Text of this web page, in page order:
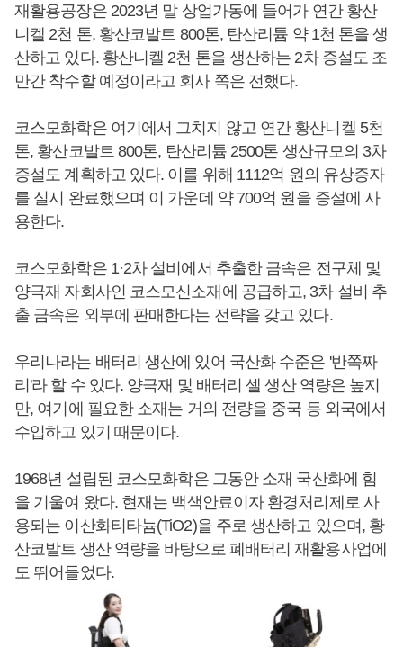
재활용공장은 2023년 말 상업가동에 들어가 연간 황산
니켈 2천 톤, 황산코발트 800톤, 탄산리튬 약 1천 톤을 생
산하고 있다. 황산니켈 2천 톤을 생산하는 2차 증설도 조
만간 착수할 예정이라고 회사 쪽은 전했다.
코스모화학은 여기에서 그치지 않고 연간 황산니켈 5천
톤, 황산코발트 800톤, 탄산리튬 2500톤 생산규모의 3차
증설도 계획하고 있다. 이를 위해 1112억 원의 유상증자
를 실시 완료했으며 이 가운데 약 700억 원을 증설에 사
용한다.
코스모화학은 1·2차 설비에서 추출한 금속은 전구체 및
양극재 자회사인 코스모신소재에 공급하고, 3차 설비 추
출 금속은 외부에 판매한다는 전략을 갖고 있다.
우리나라는 배터리 생산에 있어 국산화 수준은 '반쪽짜
리'라 할 수 있다. 양극재 및 배터리 셀 생산 역량은 높지
만, 여기에 필요한 소재는 거의 전량을 중국 등 외국에서
수입하고 있기 때문이다.
1968년 설립된 코스모화학은 그동안 소재 국산화에 힘
을 기울여 왔다. 현재는 백색안료이자 환경처리제로 사
용되는 이산화티타늄(TiO2)을 주로 생산하고 있으며, 황
산코발트 생산 역량을 바탕으로 폐배터리 재활용사업에
도 뛰어들었다.